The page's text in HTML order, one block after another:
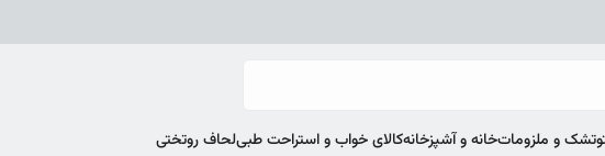
تشک و ملزوماتخانه و آشپزخانهکالای خواب و استراحت طبیلحاف روتختی